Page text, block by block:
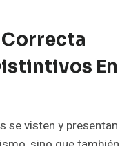
Correcta
En
se visten y presentan